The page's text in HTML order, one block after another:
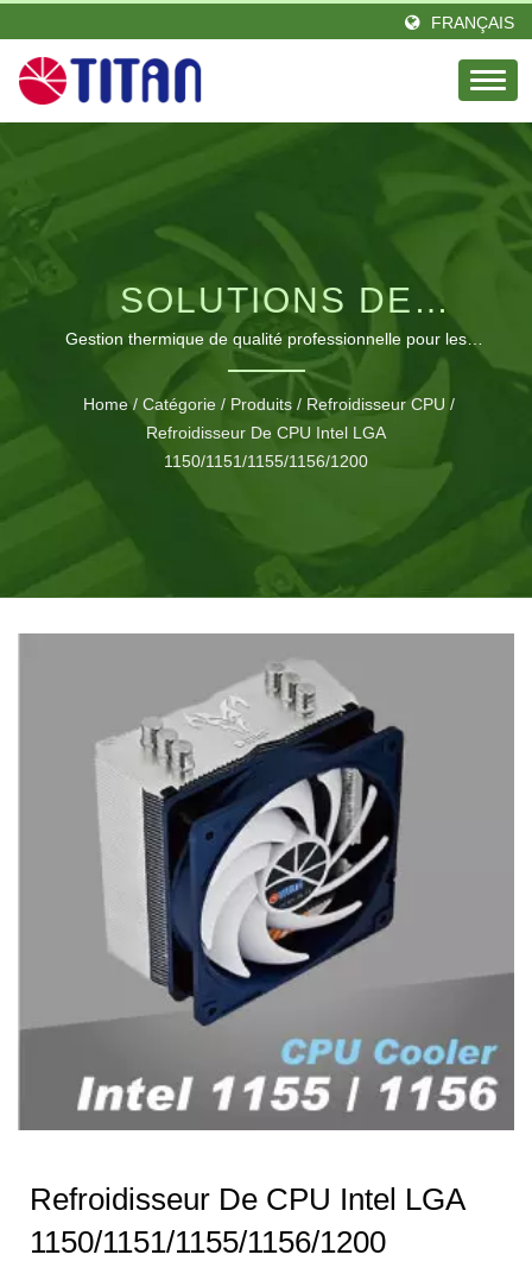
FRANÇAIS
SOLUTIONS DE
REFROIDISSEMENT
AVANCÉES POUR
PROCESSEURS INTEL
SOCKET.
Gestion thermique de qualité professionnelle pour les
processeurs Intel LGA 1150/1151/1155/1156/1200 avec
une technologie de dissipation de chaleur optimisée.
Home / Catégorie / Produits / Refroidisseur CPU /
Refroidisseur De CPU Intel LGA
1150/1151/1155/1156/1200
Refroidisseur De CPU Intel LGA
1150/1151/1155/1156/1200